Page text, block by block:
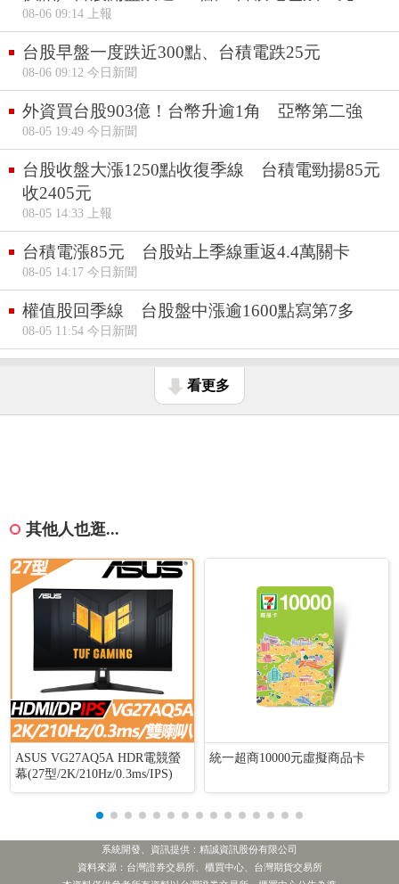
08-06 09:14 上報
台股早盤一度跌近300點、台積電跌25元
08-06 09:12 今日新聞
外資買台股903億！台幣升逾1角 亞幣第二強
08-05 19:49 今日新聞
台股收盤大漲1250點收復季線 台積電勁揚85元
收2405元
08-05 14:33 上報
台積電漲85元 台股站上季線重返4.4萬關卡
08-05 14:17 今日新聞
權值股回季線 台股盤中漲逾1600點寫第7多
08-05 11:54 今日新聞
看更多
其他人也逛...
ASUS VG27AQ5A HDR電競螢
幕(27型/2K/210Hz/0.3ms/IPS)
統一超商10000元虛擬商品卡
系統開發、資訊提供：精誠資訊股份有限公司
資料來源：台灣證券交易所、櫃買中心、台灣期貨交易所